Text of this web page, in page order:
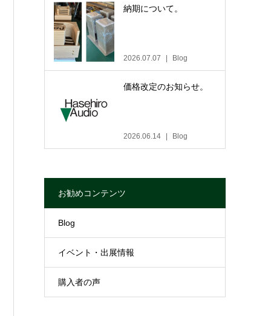
納期について。
2026.07.07 Blog
価格改定のお知らせ。
2026.06.14 Blog
お勧めコンテンツ
Blog
イベント・出展情報
購入者の声